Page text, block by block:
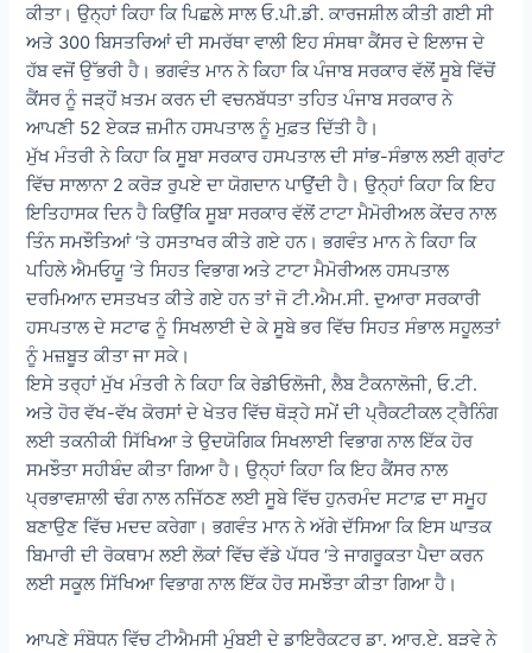
ਕੀਤਾ। ਉਨ੍ਹਾਂ ਕਿਹਾ ਕਿ ਪਿਛਲੇ ਸਾਲ ਓ.ਪੀ.ਡੀ. ਕਾਰਜਸ਼ੀਲ ਕੀਤੀ ਗਈ ਸੀ
ਅਤੇ 300 ਬਿਸਤਰਿਆਂ ਦੀ ਸਮਰੱਥਾ ਵਾਲੀ ਇਹ ਸੰਸਥਾ ਕੈਂਸਰ ਦੇ ਇਲਾਜ ਦੇ
ਹੱਬ ਵਜੋਂ ਉੱਭਰੀ ਹੈ। ਭਗਵੰਤ ਮਾਨ ਨੇ ਕਿਹਾ ਕਿ ਪੰਜਾਬ ਸਰਕਾਰ ਵੱਲੋਂ ਸੂਬੇ ਵਿੱਚੋਂ
ਕੈਂਸਰ ਨੂੰ ਜੜ੍ਹੋਂ ਖ਼ਤਮ ਕਰਨ ਦੀ ਵਚਨਬੱਧਤਾ ਤਹਿਤ ਪੰਜਾਬ ਸਰਕਾਰ ਨੇ
ਆਪਣੀ 52 ਏਕੜ ਜ਼ਮੀਨ ਹਸਪਤਾਲ ਨੂੰ ਮੁਫ਼ਤ ਦਿੱਤੀ ਹੈ।
ਮੁੱਖ ਮੰਤਰੀ ਨੇ ਕਿਹਾ ਕਿ ਸੂਬਾ ਸਰਕਾਰ ਹਸਪਤਾਲ ਦੀ ਸਾਂਭ-ਸੰਭਾਲ ਲਈ ਗ੍ਰਾਂਟ
ਵਿੱਚ ਸਾਲਾਨਾ 2 ਕਰੋੜ ਰੁਪਏ ਦਾ ਯੋਗਦਾਨ ਪਾਉਂਦੀ ਹੈ। ਉਨ੍ਹਾਂ ਕਿਹਾ ਕਿ ਇਹ
ਇਤਿਹਾਸਕ ਦਿਨ ਹੈ ਕਿਉਂਕਿ ਸੂਬਾ ਸਰਕਾਰ ਵੱਲੋਂ ਟਾਟਾ ਮੈਮੋਰੀਅਲ ਕੇਂਦਰ ਨਾਲ
ਤਿੰਨ ਸਮਝੌਤਿਆਂ ‘ਤੇ ਹਸਤਾਖਰ ਕੀਤੇ ਗਏ ਹਨ। ਭਗਵੰਤ ਮਾਨ ਨੇ ਕਿਹਾ ਕਿ
ਪਹਿਲੇ ਐਮਓਯੂ ‘ਤੇ ਸਿਹਤ ਵਿਭਾਗ ਅਤੇ ਟਾਟਾ ਮੈਮੋਰੀਅਲ ਹਸਪਤਾਲ
ਦਰਮਿਆਨ ਦਸਤਖਤ ਕੀਤੇ ਗਏ ਹਨ ਤਾਂ ਜੋ ਟੀ.ਐਮ.ਸੀ. ਦੁਆਰਾ ਸਰਕਾਰੀ
ਹਸਪਤਾਲ ਦੇ ਸਟਾਫ ਨੂੰ ਸਿਖਲਾਈ ਦੇ ਕੇ ਸੂਬੇ ਭਰ ਵਿੱਚ ਸਿਹਤ ਸੰਭਾਲ ਸਹੂਲਤਾਂ
ਨੂੰ ਮਜ਼ਬੂਤ ਕੀਤਾ ਜਾ ਸਕੇ।
ਇਸੇ ਤਰ੍ਹਾਂ ਮੁੱਖ ਮੰਤਰੀ ਨੇ ਕਿਹਾ ਕਿ ਰੇਡੀਓਲੋਜੀ, ਲੈਬ ਟੈਕਨਾਲੋਜੀ, ਓ.ਟੀ.
ਅਤੇ ਹੋਰ ਵੱਖ-ਵੱਖ ਕੋਰਸਾਂ ਦੇ ਖੇਤਰ ਵਿੱਚ ਥੋੜ੍ਹੇ ਸਮੇਂ ਦੀ ਪ੍ਰੈਕਟੀਕਲ ਟ੍ਰੈਨਿੰਗ
ਲਈ ਤਕਨੀਕੀ ਸਿੱਖਿਆ ਤੇ ਉਦਯੋਗਿਕ ਸਿਖਲਾਈ ਵਿਭਾਗ ਨਾਲ ਇੱਕ ਹੋਰ
ਸਮਝੌਤਾ ਸਹੀਬੰਦ ਕੀਤਾ ਗਿਆ ਹੈ। ਉਨ੍ਹਾਂ ਕਿਹਾ ਕਿ ਇਹ ਕੈਂਸਰ ਨਾਲ
ਪ੍ਰਭਾਵਸ਼ਾਲੀ ਢੰਗ ਨਾਲ ਨਜਿੱਠਣ ਲਈ ਸੂਬੇ ਵਿੱਚ ਹੁਨਰਮੰਦ ਸਟਾਫ਼ ਦਾ ਸਮੂਹ
ਬਣਾਉਣ ਵਿੱਚ ਮਦਦ ਕਰੇਗਾ। ਭਗਵੰਤ ਮਾਨ ਨੇ ਅੱਗੇ ਦੱਸਿਆ ਕਿ ਇਸ ਘਾਤਕ
ਬਿਮਾਰੀ ਦੀ ਰੋਕਥਾਮ ਲਈ ਲੋਕਾਂ ਵਿੱਚ ਵੱਡੇ ਪੱਧਰ ‘ਤੇ ਜਾਗਰੂਕਤਾ ਪੈਦਾ ਕਰਨ
ਲਈ ਸਕੂਲ ਸਿੱਖਿਆ ਵਿਭਾਗ ਨਾਲ ਇੱਕ ਹੋਰ ਸਮਝੌਤਾ ਕੀਤਾ ਗਿਆ ਹੈ।
ਆਪਣੇ ਸੰਬੋਧਨ ਵਿੱਚ ਟੀਐਮਸੀ ਮੁੰਬਈ ਦੇ ਡਾਇਰੈਕਟਰ ਡਾ. ਆਰ.ਏ. ਬੜਵੇ ਨੇ